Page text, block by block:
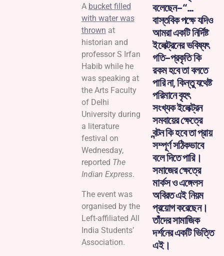
A bucket filled
with water was
thrown at
historian and
professor S Irfan
Habib while he
was speaking at
the Arts Faculty
of Delhi
University during
a literature
festival on
Wednesday,
reported The
Indian Express.
The event was
organised by the
Left-affiliated All
India Students’
Association.
বলেছেন-“…
বাস্তবিক পক্ষে যদিও
আমরা একটি নির্দিষ্ট
ইলেক্ট্রনের ভবিষ্যৎ
গতি-প্রকৃতি কি
রকম হবে তা বলতে
পারি না, কিন্তু যথেষ্ট
পরিমানে বৃহৎ
সংখ্যক ইলেক্ট্রন
সমবায়ের ক্ষেত্রে
বন্টন কি হবে তা প্রায়
সম্পূর্ণ সঠিকভাবে
বলে দিতে পারি।
সমাজের ক্ষেত্রে
মার্কস ও এঙ্গেলস
অবিরত এই নিয়ম
প্রয়োগ করেছেন।
তাঁদের সামাজিক
দর্শনের একটি ভিত্তি
এই।